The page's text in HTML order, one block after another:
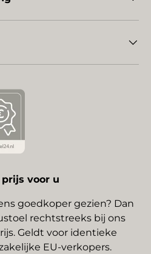
voor u
goedkoper gezien? Dan
rechtstreeks bij ons
Geldt voor identieke
EU-verkopers.